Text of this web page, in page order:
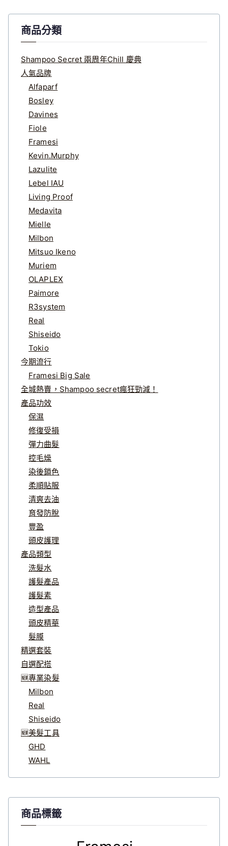
商品分類
Shampoo Secret 兩周年Chill 慶典
人氣品牌
Alfaparf
Bosley
Davines
Fiole
Framesi
Kevin.Murphy
Lazulite
Lebel IAU
Living Proof
Medavita
Mielle
Milbon
Mitsuo Ikeno
Muriem
OLAPLEX
Paimore
R3system
Real
Shiseido
Tokio
今期流行
Framesi Big Sale
全城熱賣，Shampoo secret瘋狂勁減！
產品功效
保濕
修復受損
彈力曲髮
控毛燥
染後鎖色
柔順貼服
清爽去油
育發防脫
豐盈
頭皮護理
產品類型
洗髮水
護髮產品
護髮素
造型產品
頭皮精華
髮膜
精選套裝
自選配搭
🆕專業染髮
Milbon
Real
Shiseido
🆕美髮工具
GHD
WAHL
商品標籤